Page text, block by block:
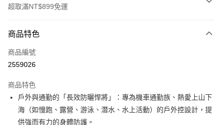
超取滿NT$899免運
信用卡一次付款
信用卡分期付款
合作金庫商業銀行
華南商業銀行
彰化商業銀行
上海商業儲蓄銀行
台北富邦商業銀行
國泰世華商業銀行
6 期 0 利率 每期
華南商業銀行
彰化商業銀行
超商取貨付款
商品特色
商品編號
2559026
商品特色
戶外與通勤的「長效防曬悍將」：專為機車通勤族、熱愛上山下
海（如慢跑、露營、游泳、潛水、水上活動）的戶外控設計，提
供強而有力的身體防護。